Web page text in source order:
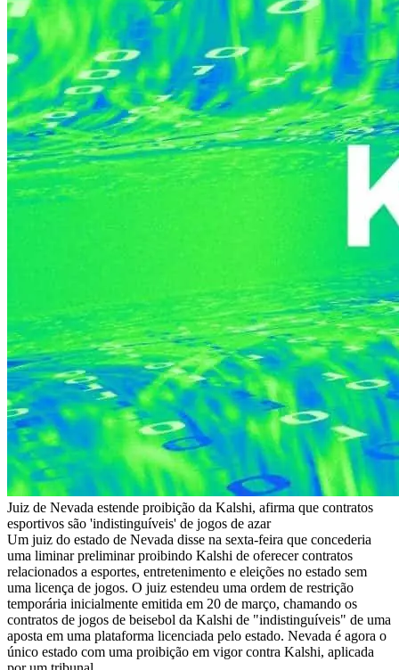
Juiz de Nevada estende proibição da Kalshi, afirma que contratos
esportivos são 'indistinguíveis' de jogos de azar
Um juiz do estado de Nevada disse na sexta-feira que concederia
uma liminar preliminar proibindo Kalshi de oferecer contratos
relacionados a esportes, entretenimento e eleições no estado sem
uma licença de jogos. O juiz estendeu uma ordem de restrição
temporária inicialmente emitida em 20 de março, chamando os
contratos de jogos de beisebol da Kalshi de "indistinguíveis" de uma
aposta em uma plataforma licenciada pelo estado. Nevada é agora o
único estado com uma proibição em vigor contra Kalshi, aplicada